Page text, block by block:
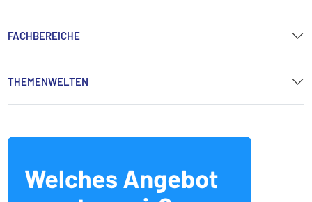
FACHBEREICHE
THEMENWELTEN